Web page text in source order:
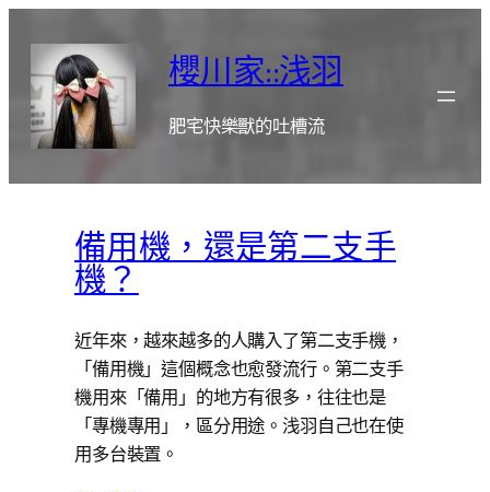
櫻川家::浅羽
肥宅快樂獸的吐槽流
備用機，還是第二支手
機？
近年來，越來越多的人購入了第二支手機，
「備用機」這個概念也愈發流行。第二支手
機用來「備用」的地方有很多，往往也是
「專機專用」，區分用途。浅羽自己也在使
用多台裝置。